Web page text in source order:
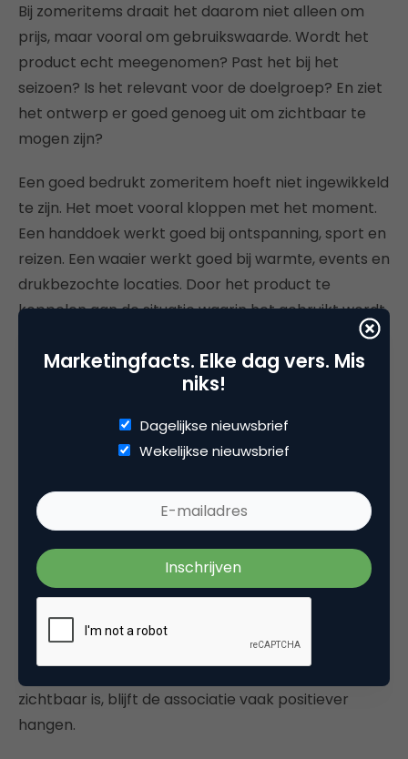
Bij zomeritems draait het daarom niet alleen om
prijs, maar vooral om gebruikswaarde. Wordt het
product echt meegenomen? Past het bij het
seizoen? Is het relevant voor de doelgroep? En ziet
het ontwerp er goed genoeg uit om zichtbaar te
mogen zijn?
Een goed bedrukt zomeritem hoeft niet ingewikkeld
te zijn. Het moet vooral kloppen met het moment.
Een handdoek werkt goed bij ontspanning, sport en
reizen. Een waaier werkt goed bij warmte, events en
drukbezochte locaties. Door het product te
koppelen aan de situatie waarin het gebruikt wordt,
Zichtbaarheid ontstaat pas wanneer
De beste relatiegeschenken zijn niet de producten
producten die mensen daadwerkelijk meenemen,
bewaren en gebruiken. Dat is precies waarom
zomeritems zo interessant zijn.
Ze sluiten aan bij echte momenten: zon, warmte,
ontspanning, evenementen en buitenactiviteiten.
Daardoor voelt het item niet als reclame, maar als
zichtbaar is, blijft de associatie vaak positiever
hangen.
Marketingfacts. Elke dag vers. Mis
niks!
Dagelijkse nieuwsbrief
Wekelijkse nieuwsbrief